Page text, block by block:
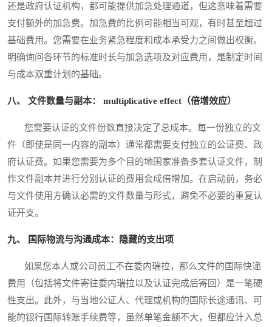
还是政府认证机构，都可能提供加急处理通道，但这意味着需要
支付额外的加急费。加急费的比例可能相当可观，有时甚至超过
基础费用。您需要在业务紧急程度和成本承受力之间做出权衡。
明确询问各环节的标准时长与加急选项及对应费用，是制定时间
与成本双重计划的基础。
八、 文件数量与副本： multiplicative effect（倍增效应）
您需要认证的文件份数直接决定了总成本。每一份独立的文
件（即使是同一内容的副本）通常都需要支付独立的公证费、政
府认证费。如果您需要为多个目的地国家准备多套认证文件，制
作文件副本并进行分别认证的费用会成倍增加。在启动前，务必
与文件使用方确认必需的文件数量与形式，避免不必要的重复认
证开支。
九、 国际物流与沟通成本：隐藏的支出项
如果您本人或公司员工不在委内瑞拉，那么文件的国际快递
费用（包括将文件寄往委内瑞拉以及认证完成后寄回）是一笔硬
性支出。此外，与当地公证人、代理或机构的国际长途通讯、可
能的银行国际转账手续费等，虽然单笔金额不大，但都应计入总